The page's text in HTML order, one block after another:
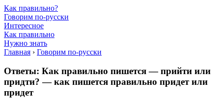
Как правильно?
Говорим по-русски
Интересное
Как правильно
Нужно знать
Главная › Говорим по-русски
Ответы: Как правильно пишется — прийти или
придти? — как пишется правильно придет или
придет